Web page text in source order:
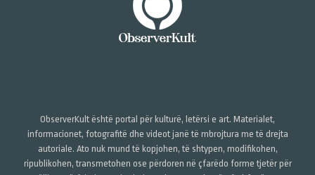
ObserverKult është portal për kulturë, letërsi e art. Materialet,
informacionet, fotografitë dhe videot janë të mbrojtura me të drejta
autoriale. Ato nuk mund të kopjohen, të shtypen, modifikohen,
ripublikohen, transmetohen ose përdoren në çfarëdo forme tjetër për